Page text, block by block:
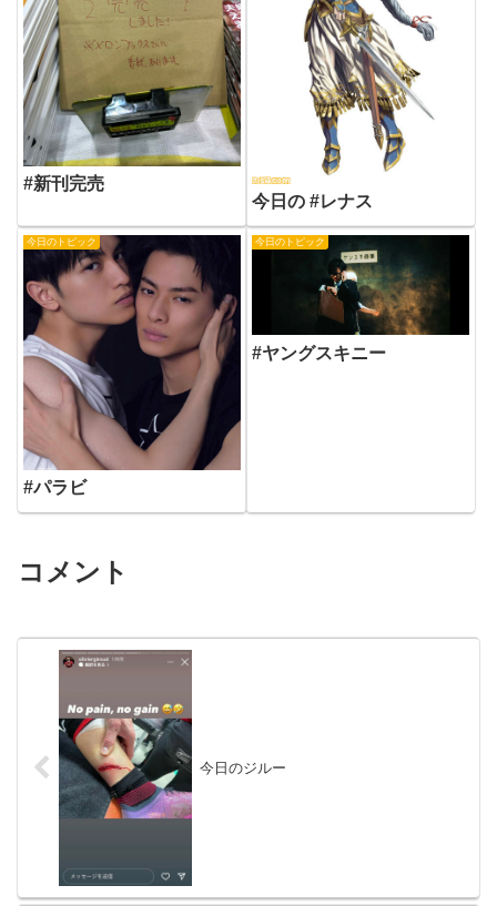
#新刊完売
今日の #レナス
今日のトピック
#パラビ
今日のトピック
#ヤングスキニー
コメント
今日のジルー